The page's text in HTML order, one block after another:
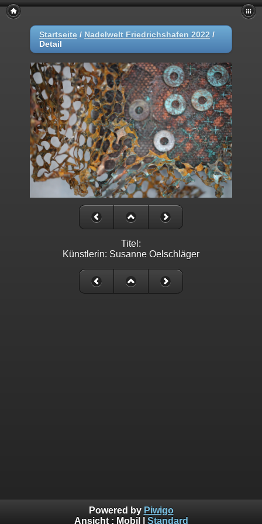
Startseite / Nadelwelt Friedrichshafen 2022 /
Detail
Titel:
Künstlerin: Susanne Oelschläger
Powered by Piwigo
Ansicht : Mobil Standard